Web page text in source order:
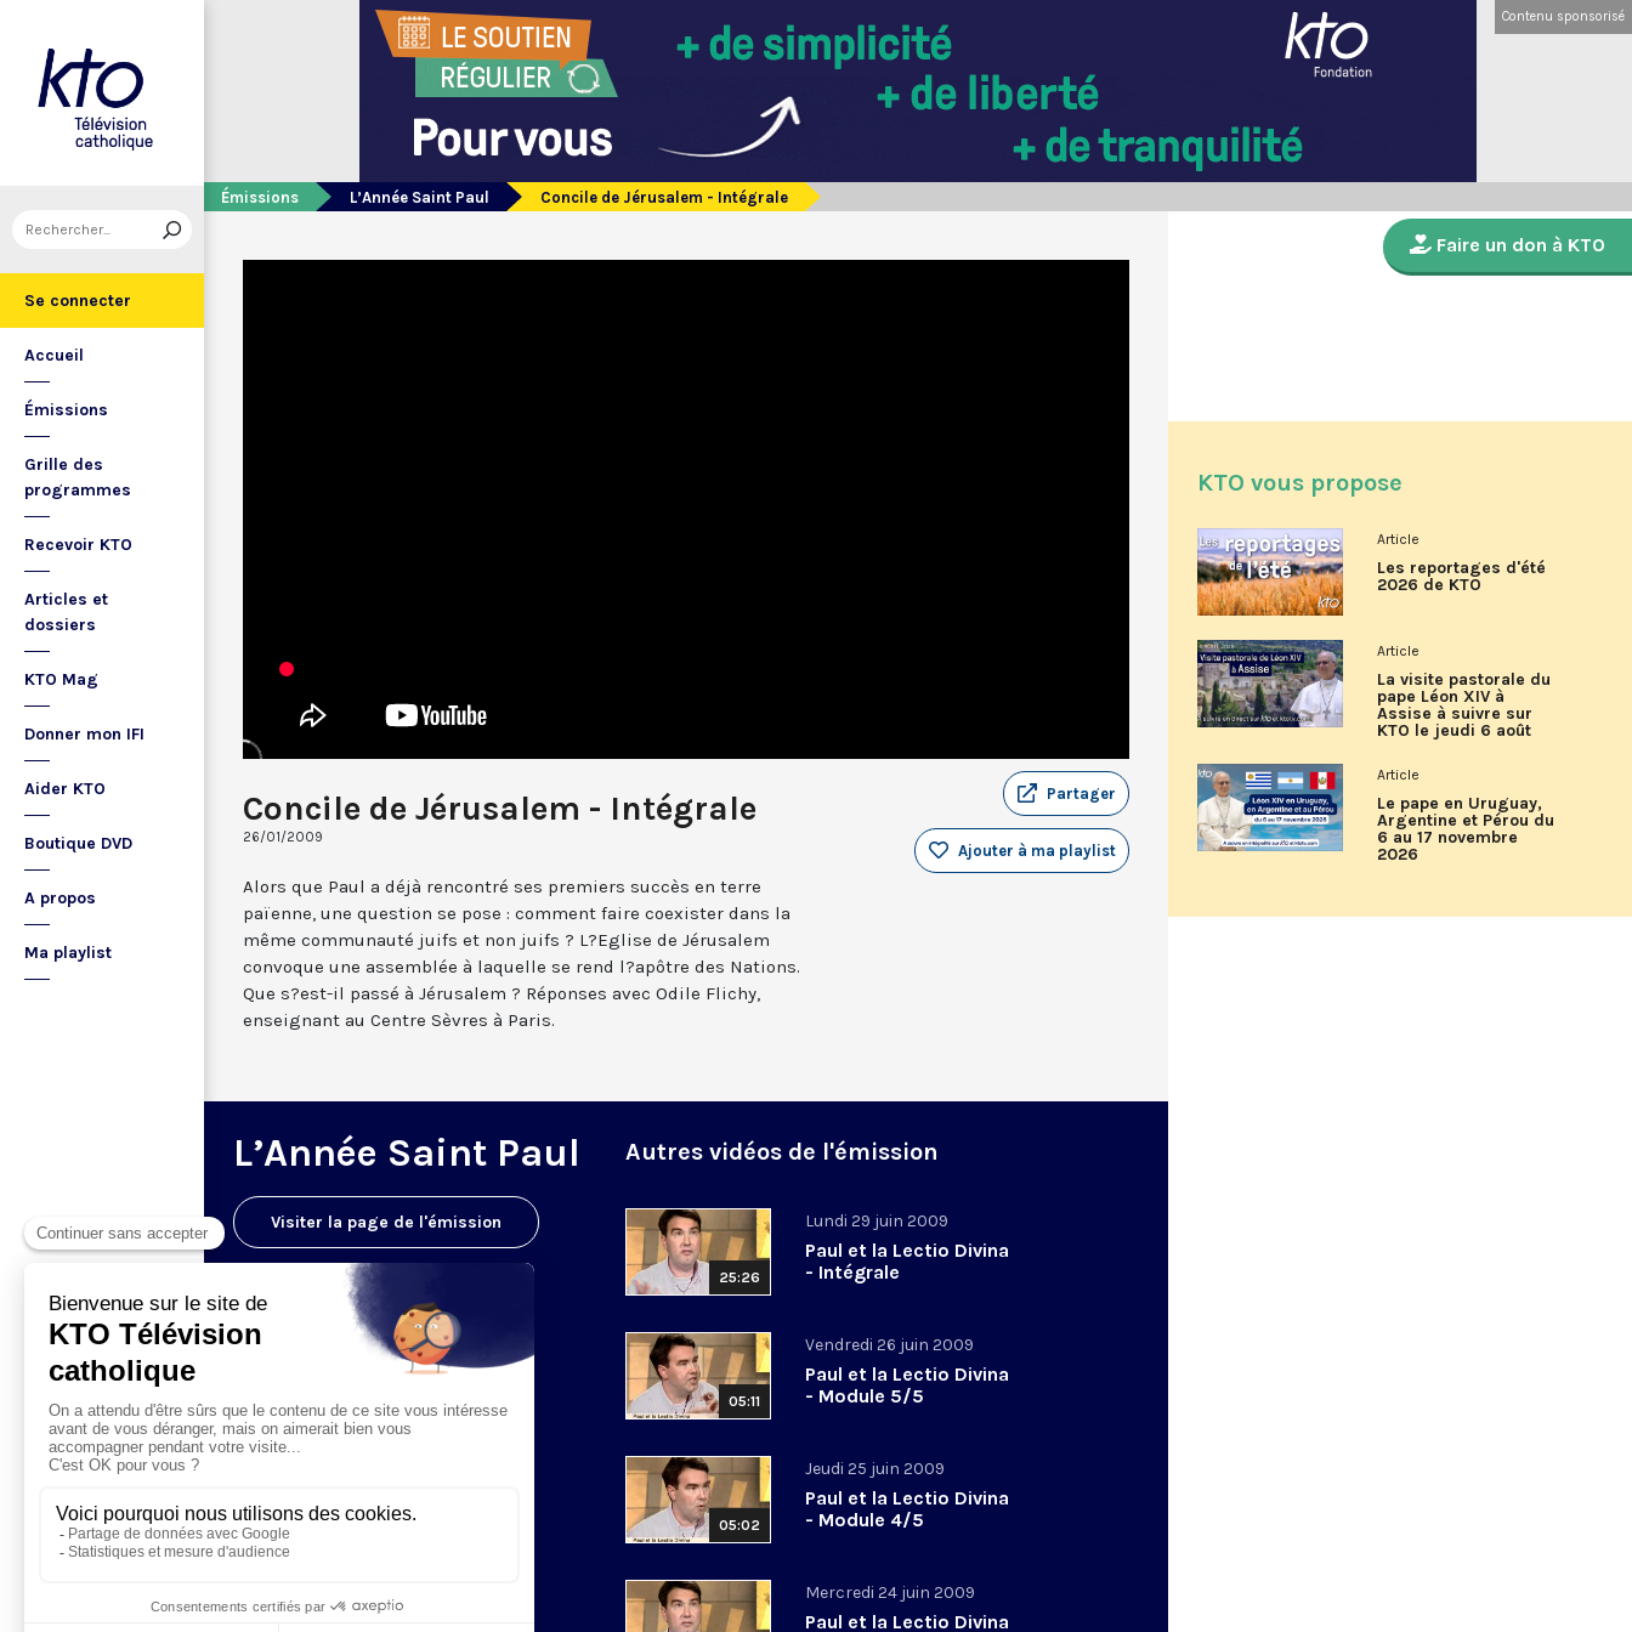
Se connecter
Accueil
Émissions
Grille des
programmes
Recevoir KTO
Articles et
dossiers
KTO Mag
Donner mon IFI
Aider KTO
Boutique DVD
A propos
Ma playlist
Contenu sponsorisé
Émissions L’Année Saint Paul Concile de Jérusalem - Intégrale
Concile de Jérusalem - Intégrale
26/01/2009
Partager
Ajouter à ma playlist
Alors que Paul a déjà rencontré ses premiers succès en terre
païenne, une question se pose : comment faire coexister dans la
même communauté juifs et non juifs ? L?Eglise de Jérusalem
convoque une assemblée à laquelle se rend l?apôtre des Nations.
Que s?est-il passé à Jérusalem ? Réponses avec Odile Flichy,
enseignant au Centre Sèvres à Paris.
L’Année Saint Paul
Visiter la page de l'émission
Autres vidéos de l'émission
25:26
Lundi 29 juin 2009
Paul et la Lectio Divina
- Intégrale
05:11
Vendredi 26 juin 2009
Paul et la Lectio Divina
- Module 5/5
05:02
Jeudi 25 juin 2009
Paul et la Lectio Divina
- Module 4/5
Mercredi 24 juin 2009
Paul et la Lectio Divina
Faire un don à KTO
KTO vous propose
Article
Les reportages d'été
2026 de KTO
Article
La visite pastorale du
pape Léon XIV à
Assise à suivre sur
KTO le jeudi 6 août
Article
Le pape en Uruguay,
Argentine et Pérou du
6 au 17 novembre
2026